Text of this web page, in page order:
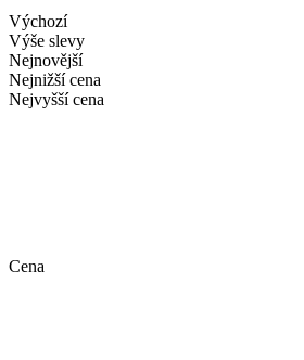
Výchozí
Výše slevy
Nejnovější
Nejnižší cena
Nejvyšší cena
Cena